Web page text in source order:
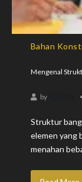
Bahan
Mengenal
by
Struktur
elemen yang
menahan